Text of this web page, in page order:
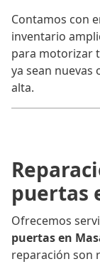
Contamos con
inventario
para motorizar
ya sean nuevas
alta.
puertas
Ofrecemos
puertas en
reparación son